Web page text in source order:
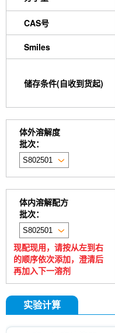
CAS号
Smiles
储存条件(自收到货起)
体外溶解度
批次：
体内溶解配方
批次：
现配现用，请按从左到右
的顺序依次添加，澄清后
再加入下一溶剂
实验计算